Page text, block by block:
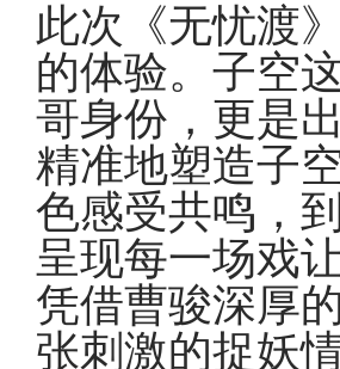
此次《无忧渡
的体验。子空
哥身份，更是
精准地塑造子
色感受共鸣，
呈现每一场戏
凭借曹骏深厚
张刺激的捉妖